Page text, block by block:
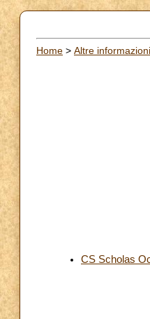
Home > Altre informazioni
CS Scholas